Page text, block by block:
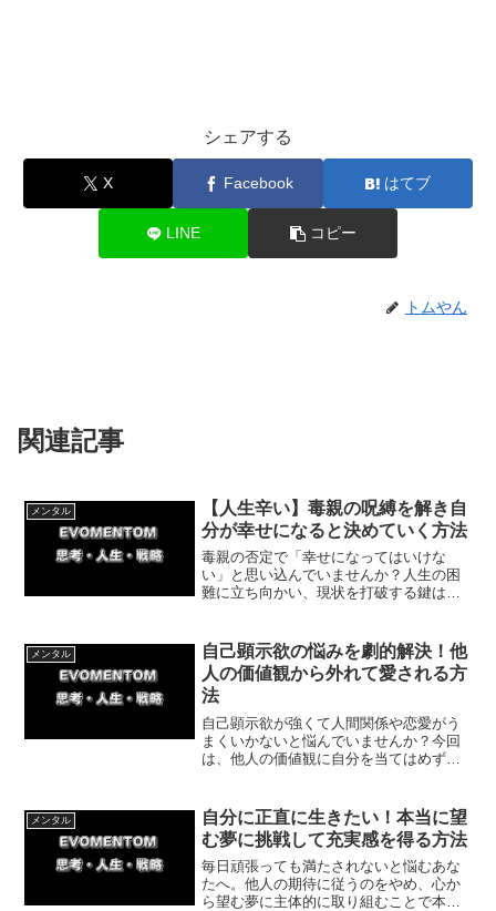
シェアする
X Facebook はてブ
LINE コピー
トムやん
関連記事
メンタル
【人生辛い】毒親の呪縛を解き自
分が幸せになると決めていく方法
毒親の否定で「幸せになってはいけな
い」と思い込んでいませんか？人生の困
難に立ち向かい、現状を打破する鍵は
え、自分軸で幸福を掴み取るための具体
的な方法を解説します。
メンタル
自己顕示欲の悩みを劇的解決！他
人の価値観から外れて愛される方
法
自己顕示欲が強くて人間関係や恋愛がう
まくいかないと悩んでいませんか？今回
は、他人の価値観に自分を当てはめずに
ままの自分で心地よい関係を築くコツが
わかります。
メンタル
自分に正直に生きたい！本当に望
む夢に挑戦して充実感を得る方法
毎日頑張っても満たされないと悩むあな
たへ。他人の期待に従うのをやめ、心か
ら望む夢に主体的に取り組むことで本当